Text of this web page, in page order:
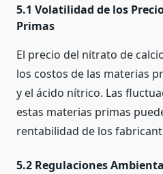
5.1 Volatilidad de los
Primas
El precio del nitrato de
los costos de las materias
y el ácido nítrico. Las
estas materias primas
rentabilidad de los
5.2 Regulaciones